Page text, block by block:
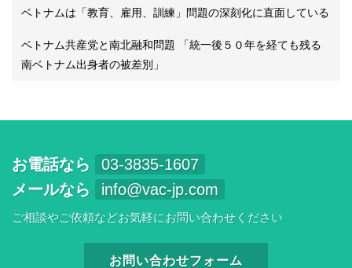
ベトナムは「教育、雇用、訓練」問題の深刻化に直面している
ベトナム共産党と南北融和問題 「統一後５０年を経ても残る
南ベトナム出身者の被差別」
お電話なら
03-3835-1607
メールなら
info@vac-jp.com
ご相談やご依頼などお気軽にお問い合わせください
お問い合わせフォーム